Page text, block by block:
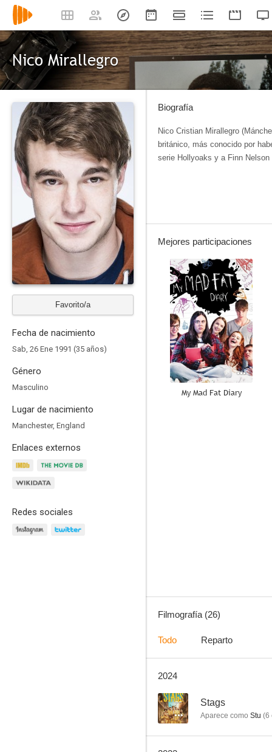
Nico Mirallegro
Favorito/a
Fecha de nacimiento
Sab, 26 Ene 1991 (35 años)
Género
Masculino
Lugar de nacimiento
Manchester, England
Enlaces externos
Redes sociales
Biografía
Nico Cristian Mirallegro
británico, más conocido por
serie Hollyoaks y a Finn
Mejores participaciones
9.1
My Mad Fat Diary
Filmografía (26)
Todo Reparto
2024
-- Stags
Aparece como Stu (6